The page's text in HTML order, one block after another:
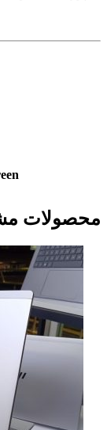
محصولات